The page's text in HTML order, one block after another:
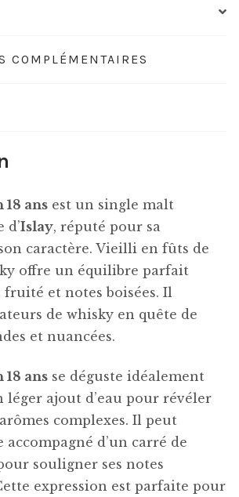
COMPLÉMENTAIRES
ans est un single malt
d’Islay, réputé pour sa
caractère. Vieilli en fûts de
offre un équilibre parfait
fruité et notes boisées. Il
de whisky en quête de
et nuancées.
ans se déguste idéalement
léger ajout d’eau pour révéler
complexes. Il peut
d’un carré de
souligner ses notes
expression est parfaite pour